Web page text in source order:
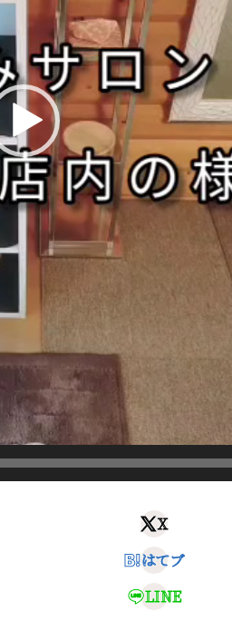
X
はてブ
LINE